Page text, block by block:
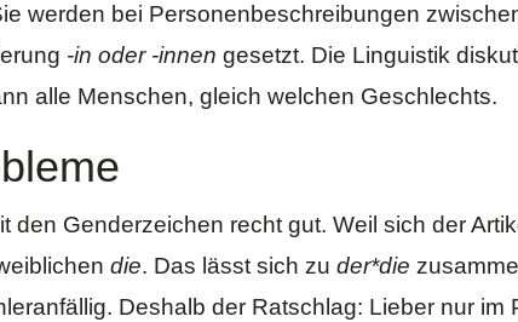
werden bei Personenbeschreibungen
-in oder -innen gesetzt. Die Linguistik
alle Menschen, gleich welchen Geschlechts.
den Genderzeichen recht gut. Weil sich der
die. Das lässt sich zuder*die
Deshalb der Ratschlag: Lieber nur